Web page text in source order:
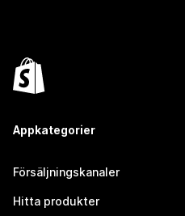
Appkategorier
Försäljningskanaler
Hitta produkter